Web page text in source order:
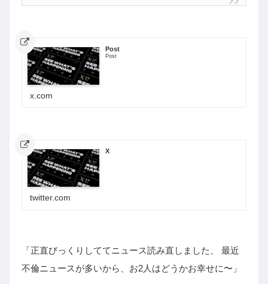
Post
Post
x.com
X
twitter.com
「正直びっくりしててニュース読み直しました、 最近
不倫ニュースが多いから、お2人はどうかお幸せに〜」